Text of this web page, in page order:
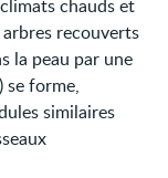
chauds et
recouverts
la peau par une
se forme,
similaires